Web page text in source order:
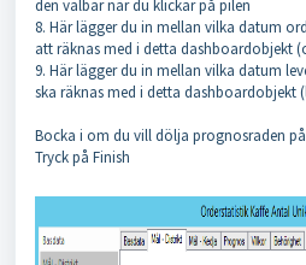
den valbar när du klickar på pilen
8. Här lägger du in mellan vilka datum
att räknas med i detta dashboardobjekt
9. Här lägger du in mellan vilka datum
ska räknas med i detta dashboardobjekt
Bocka i om du vill dölja prognosraden
Tryck på Finish